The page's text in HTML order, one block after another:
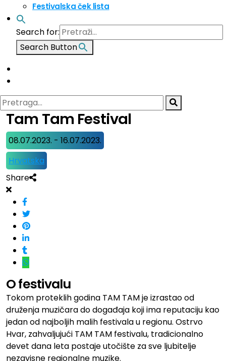
Festivalska ček lista
Search for:
Search Button
Tam Tam Festival
08.07.2023. - 16.07.2023.
Hrvatska
Share
O festivalu
Tokom proteklih godina TAM TAM je izrastao od
druženja muzičara do događaja koji ima reputaciju kao
jedan od najboljih malih festivala u regionu. Ostrvo
Hvar, zahvaljujući TAM TAM festivalu, tradicionalno
devet dana leta postaje utočište za sve ljubitelje
nezavisne regionalne muzike.